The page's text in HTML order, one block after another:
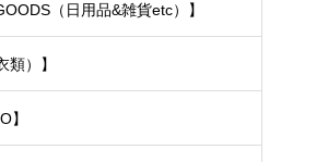
（日用品&雑貨etc）】
類）】
】